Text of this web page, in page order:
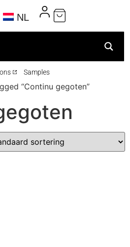
NL
Samples
“Continu gegoten”